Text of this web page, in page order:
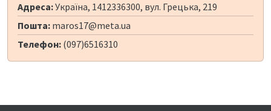
Адреса:Україна, 1412336300, вул. Грецька, 219
Пошта: maros17@meta.ua
Телефон: (097)6516310